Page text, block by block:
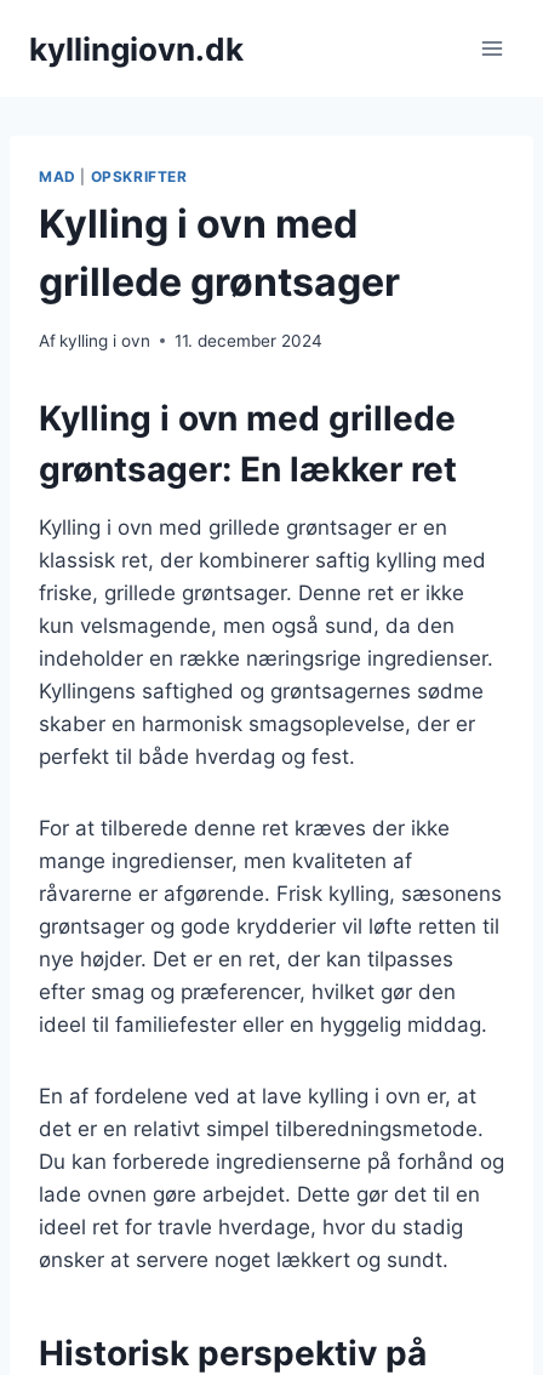
kyllingiovn.dk
MAD OPSKRIFTER
Kylling i ovn med
grillede grøntsager
Af kylling i ovn 11. december 2024
Kylling i ovn med grillede
grøntsager: En lækker ret
Kylling i ovn med grillede grøntsager er en
klassisk ret, der kombinerer saftig kylling med
friske, grillede grøntsager. Denne ret er ikke
kun velsmagende, men også sund, da den
indeholder en række næringsrige ingredienser.
Kyllingens saftighed og grøntsagernes sødme
skaber en harmonisk smagsoplevelse, der er
perfekt til både hverdag og fest.
For at tilberede denne ret kræves der ikke
mange ingredienser, men kvaliteten af
råvarerne er afgørende. Frisk kylling, sæsonens
grøntsager og gode krydderier vil løfte retten til
nye højder. Det er en ret, der kan tilpasses
efter smag og præferencer, hvilket gør den
ideel til familiefester eller en hyggelig middag.
En af fordelene ved at lave kylling i ovn er, at
det er en relativt simpel tilberedningsmetode.
Du kan forberede ingredienserne på forhånd og
lade ovnen gøre arbejdet. Dette gør det til en
ideel ret for travle hverdage, hvor du stadig
ønsker at servere noget lækkert og sundt.
Historisk perspektiv på